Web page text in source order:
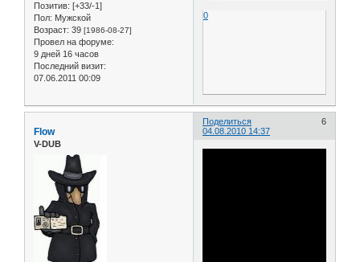
Позитив: [+33/-1]
Пол: Мужской
Возраст: 39 [1986-08-27]
Провел на форуме:
9 дней 16 часов
Последний визит:
07.06.2011 00:09
0
Поделиться
6
04.08.2010 14:37
Flow
V-DUB